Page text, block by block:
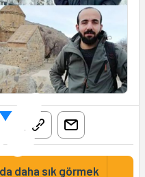
daha sık görmek